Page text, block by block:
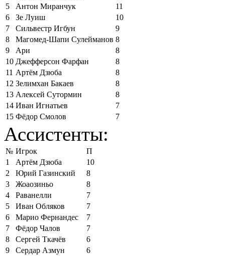
5
Антон Миранчук
11
6
Зе Луиш
10
7
Сильвестр Игбун
9
8
Магомед-Шапи Сулейманов 8
9
Ари
8
10 Джефферсон Фарфан
8
11 Артём Дзюба
8
12 Зелимхан Бакаев
8
13 Алексей Сутормин
8
14 Иван Игнатьев
7
15 Фёдор Смолов 7
Ассистенты:
№ Игрок
П
1
Артём Дзюба
10
2
Юрий Газинский
8
3
Жоаозиньо
8
4
Раванелли
7
5
Иван Обляков
7
6
Марио Фернандес
7
7
Фёдор Чалов
7
8
Сергей Ткачёв
6
9
Сердар Азмун
6